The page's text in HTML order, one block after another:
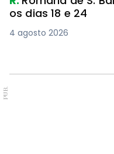
os dias 18 e 24
4 agosto 2026
PUB.